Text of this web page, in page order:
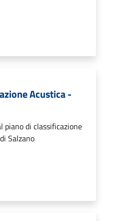
Acustica -
di classificazione
Salzano